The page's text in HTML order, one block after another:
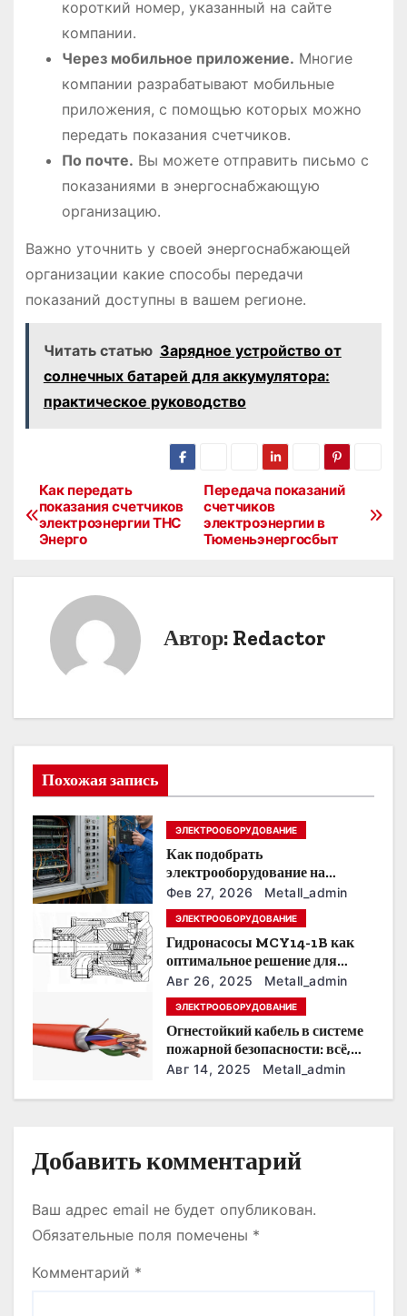
короткий номер, указанный на сайте
компании․
Через мобильное приложение․ Многие
компании разрабатывают мобильные
приложения, с помощью которых можно
передать показания счетчиков․
По почте․ Вы можете отправить письмо с
показаниями в энергоснабжающую
организацию․
Важно уточнить у своей энергоснабжающей
организации какие способы передачи
показаний доступны в вашем регионе․
Читать статью Зарядное устройство от
солнечных батарей для аккумулятора:
практическое руководство
Н
ц
я
п
о
з
а
с
Передача показаний
счетчиков
электроэнергии в
Тюменьэнергосбыт
Как передать
показания счетчиков
электроэнергии ТНС
Энерго
Автор: Redactor
Похожая запись
ЭЛЕКТРООБОРУДОВАНИЕ
Как подобрать
электрооборудование на
предприятии под тяжелые
условия эксплуатации
Фев 27, 2026 Metall_admin
ЭЛЕКТРООБОРУДОВАНИЕ
Гидронасосы MCY14-1B как
оптимальное решение для
модернизации гидросистем
Авг 26, 2025 Metall_admin
ЭЛЕКТРООБОРУДОВАНИЕ
Огнестойкий кабель в системе
пожарной безопасности: всё,
что нужно знать
Авг 14, 2025 Metall_admin
Добавить комментарий
Ваш адрес email не будет опубликован.
Обязательные поля помечены *
Комментарий *